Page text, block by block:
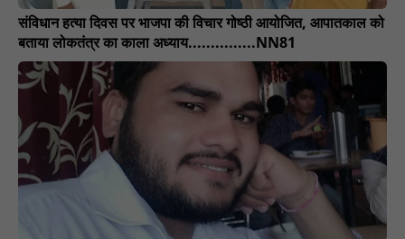
संविधान हत्या दिवस पर भाजपा की विचार गोष्ठी आयोजित, आपातकाल को
बताया लोकतंत्र का काला अध्याय...............NN81